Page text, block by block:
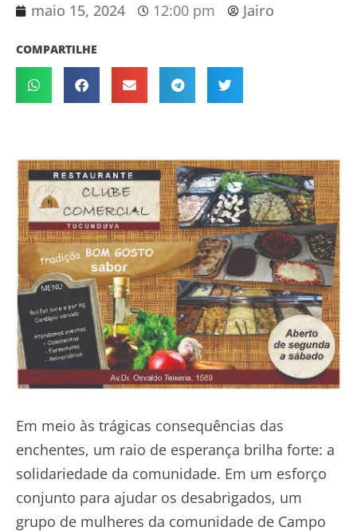
maio 15, 2024 12:00 pm Jairo
COMPARTILHE
Em meio às trágicas consequências das
enchentes, um raio de esperança brilha forte: a
solidariedade da comunidade. Em um esforço
conjunto para ajudar os desabrigados, um
grupo de mulheres da comunidade de Campo